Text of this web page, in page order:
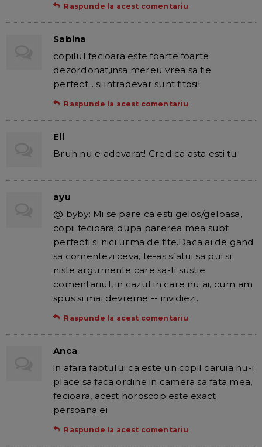
Raspunde la acest comentariu
Sabina
copilul fecioara este foarte foarte
dezordonat,insa mereu vrea sa fie
perfect....si intradevar sunt fitosi!
Raspunde la acest comentariu
Eli
Bruh nu e adevarat! Cred ca asta esti tu
ayu
@ byby: Mi se pare ca esti gelos/geloasa,
copii fecioara dupa parerea mea subt
perfecti si nici urma de fite.Daca ai de gand
sa comentezi ceva, te-as sfatui sa pui si
niste argumente care sa-ti sustie
comentariul, in cazul in care nu ai, cum am
spus si mai devreme -- invidiezi.
Raspunde la acest comentariu
Anca
in afara faptului ca este un copil caruia nu-i
place sa faca ordine in camera sa fata mea,
fecioara, acest horoscop este exact
persoana ei
Raspunde la acest comentariu